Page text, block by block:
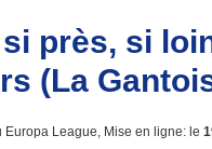
près, si
(La
Europa League, Mise en ligne: le